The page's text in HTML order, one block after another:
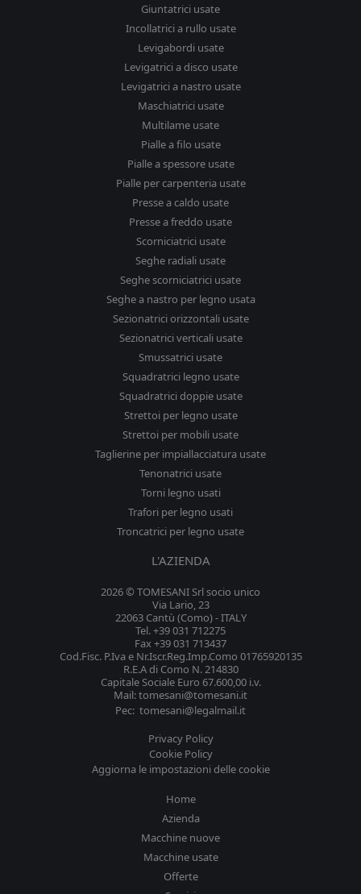
Giuntatrici usate
Incollatrici a rullo usate
Levigabordi usate
Levigatrici a disco usate
Levigatrici a nastro usate
Maschiatrici usate
Multilame usate
Pialle a filo usate
Pialle a spessore usate
Pialle per carpenteria usate
Presse a caldo usate
Presse a freddo usate
Scorniciatrici usate
Seghe radiali usate
Seghe scorniciatrici usate
Seghe a nastro per legno usata
Sezionatrici orizzontali usate
Sezionatrici verticali usate
Smussatrici usate
Squadratrici legno usate
Squadratrici doppie usate
Strettoi per legno usate
Strettoi per mobili usate
Taglierine per impiallacciatura usate
Tenonatrici usate
Torni legno usati
Trafori per legno usati
Troncatrici per legno usate
L'AZIENDA
2026 © TOMESANI Srl socio unico
Via Lario, 23
22063 Cantù (Como) - ITALY
Tel. +39 031 712275
Fax +39 031 713437
Cod.Fisc. P.Iva e Nr.Iscr.Reg.Imp.Como 01765920135
R.E.A di Como N. 214830
Capitale Sociale Euro 67.600,00 i.v.
Mail: tomesani@tomesani.it
Pec: tomesani@legalmail.it
Privacy Policy
Cookie Policy
Aggiorna le impostazioni delle cookie
Home
Azienda
Macchine nuove
Macchine usate
Offerte